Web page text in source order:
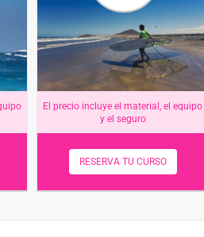
El precio incluye el material, el equipo
y el seguro
RESERVA TU CURSO